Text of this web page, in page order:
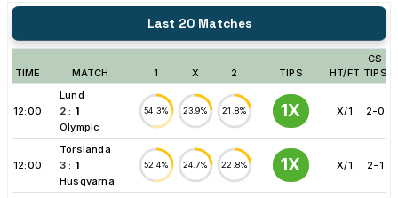
Last 20 Matches
TIME MATCH 1 X 2 TIPS HT/FT
CS
TIPS
12:00
Lund
2 : 1
Olympic
54.3% 23.9% 21.8% 1X X/1 2-0
12:00
Torslanda
3 : 1
Husqvarna
52.4% 24.7% 22.8% 1X X/1 2-1